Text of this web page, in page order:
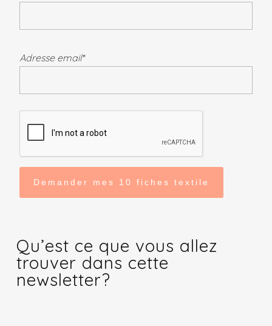
Adresse email*
Qu’est ce que vous allez
trouver dans cette
newsletter?